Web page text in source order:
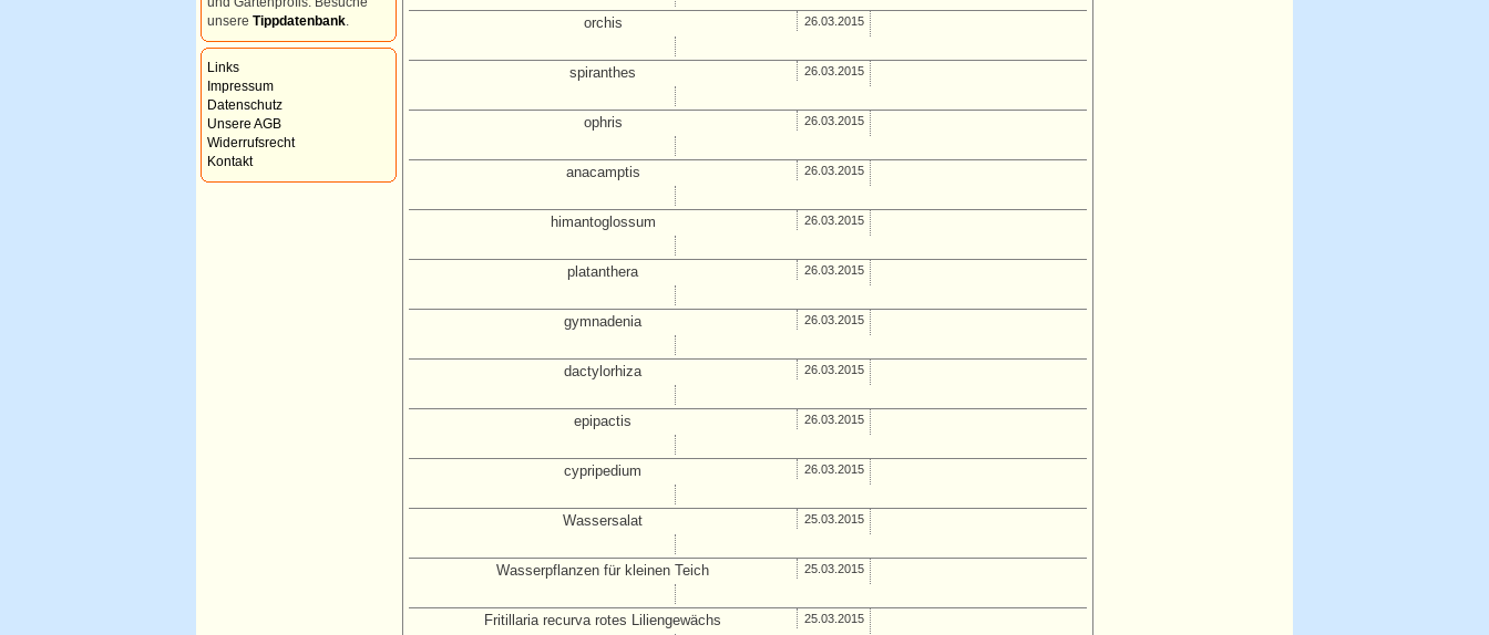
unsere Tippdatenbank
Links
Impressum
Datenschutz
Unsere AGB
Widerrufsrecht
Kontakt
orchis 26.03.2015
spiranthes 26.03.2015
ophris 26.03.2015
anacamptis 26.03.2015
himantoglossum 26.03.2015
platanthera 26.03.2015
gymnadenia 26.03.2015
dactylorhiza 26.03.2015
epipactis 26.03.2015
cypripedium 26.03.2015
Wassersalat 25.03.2015
Wasserpflanzen für kleinen Teich 25.03.2015
Fritillaria recurva rotes Liliengewächs 25.03.2015